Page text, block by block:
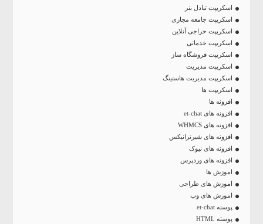
اسکریپت تبادل بنر
اسکریپت جامعه مجازی
اسکریپت حراجی آنلاین
اسکریپت خدماتی
اسکریپت فروشگاه ساز
اسکریپت مدیریت
اسکریپت مدیریت هاستینگ
اسکریپت ها
افزونه ها
افزونه های et-chat
افزونه های WHMCS
افزونه های شیرترانیکس
افزونه های نیوک
افزونه های وردپرس
اموزش ها
اموزش های طراحی
اموزش های وب
پوسته et-chat
پوسته HTML